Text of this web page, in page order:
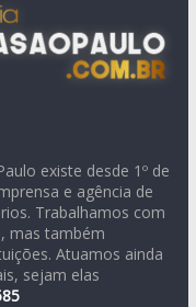
existe desde 1º de
e agência de
Trabalhamos com
mas também
Atuamos ainda
sejam elas